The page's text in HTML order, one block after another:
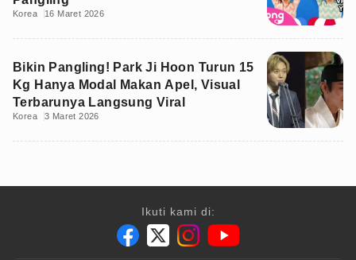
Korea 16 Maret 2026
Bikin Pangling! Park Ji Hoon Turun 15
Kg Hanya Modal Makan Apel, Visual
Terbarunya Langsung Viral
Korea 3 Maret 2026
Ikuti kami di: